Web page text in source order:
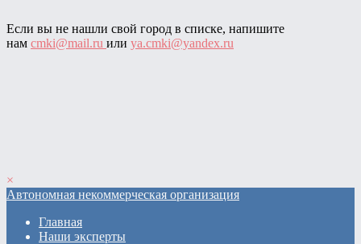
Если вы не нашли свой город в списке, напишите
нам cmki@mail.ru или ya.cmki@yandex.ru
×
Автономная некоммерческая организация
Главная
Наши эксперты